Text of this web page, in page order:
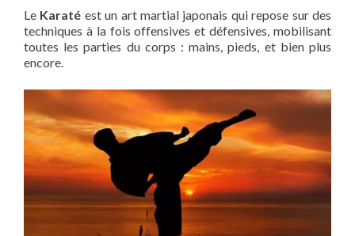
Le Karaté est un art martial japonais qui repose sur des
techniques à la fois offensives et défensives, mobilisant
toutes les parties du corps : mains, pieds, et bien plus
encore.